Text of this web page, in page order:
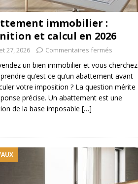
immobilier :
et calcul en 2026
27, 2026 Commentaires fermés
un bien immobilier et vous cherchez
qu’est ce qu’un abattement avant
votre imposition ? La question mérite
précise. Un abattement est une
de la base imposable […]